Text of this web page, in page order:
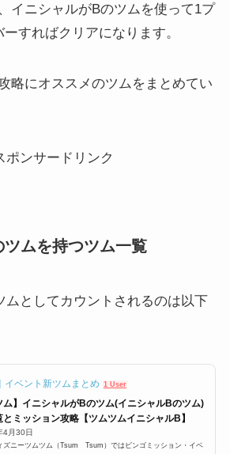
イニシャルがBのツムを使って1プ
すればクリアになります。
略にオススメのツムをまとめてい
ポンサードリンク
ムを持つツム一覧
ムとしてカウントされるのは以下
イベント新ツムまとめ 1 User
ム】イニシャルがBのツム(イニシャルBのツム)
ミッション攻略【ツムツムイニシャルB】
4月30日
ズニーツムツム（Tsum Tsum）ではビンゴミッション・イベ